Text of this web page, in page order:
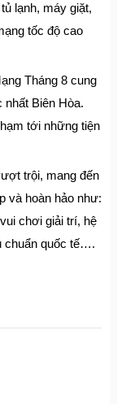
lạnh, máy giặt,
tốc độ cao
Tháng 8 cung
Biên Hòa.
tới những tiện
trội, mang đến
và hoàn hảo như:
chơi giải trí, hệ
chuẩn quốc tế….